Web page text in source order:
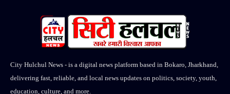
City Hulchul News - is a digital news platform based in Bokaro, Jharkhand,
delivering fast, reliable, and local news updates on politics, society, youth,
education, culture, and more.